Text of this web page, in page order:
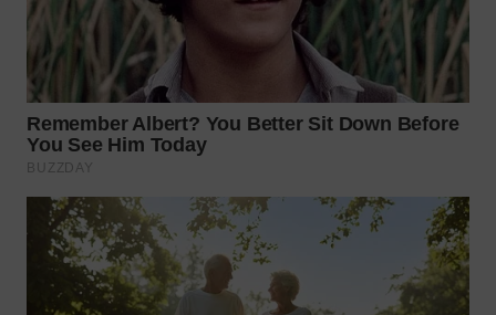
LANGKAT
SELATAN
WN
TANJUNG
LESUNG
WN
KARO